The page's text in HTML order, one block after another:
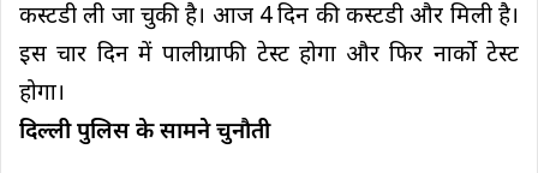
कस्टडी ली जा चुकी है। आज 4 दिन की कस्टडी और मिली है।
इस चार दिन में पालीग्राफी टेस्ट होगा और फिर नार्को टेस्ट
होगा।
दिल्ली पुलिस के सामने चुनौती